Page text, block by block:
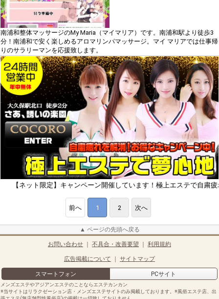
南浦和整体マッサージのMy Maria（マイマリア）です。南浦和駅より徒歩3
分！南浦和で安く楽しめるアロマリンパマッサージ。マイ マリアでは仕事帰
りのサラリーマンを応援致します。
限定】キャンペーン開催しています！極上エステで自粛疲れをリ
前へ 1 2 次へ
▲ ページの先頭へ戻る
お問い合わせ 不具合・改善要望 利用規約
広告掲載について サイトマップ
スマートフォン PCサイト
メンズエステやアジアンエステのことならエステカンカン
※当サイトはリラクゼーション店・メンズエステサイトのみ掲載しております。※風俗エステ店、出